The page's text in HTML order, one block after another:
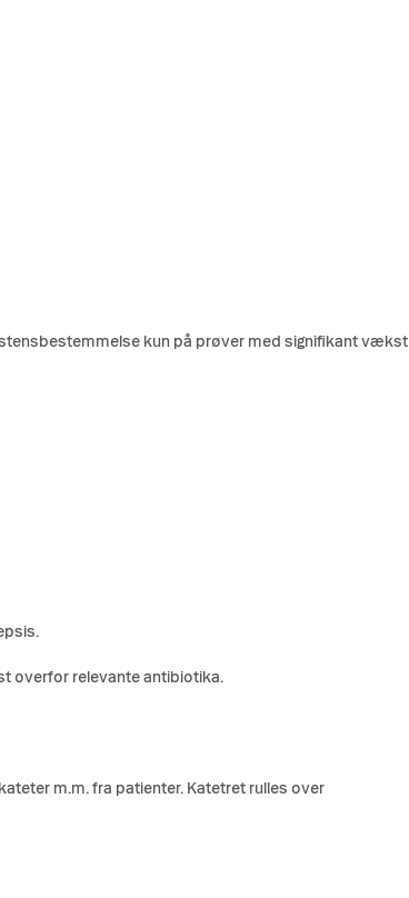
kun på prøver med signifikant vækst
overfor relevante antibiotika.
m.m. fra patienter. Katetret rulles over